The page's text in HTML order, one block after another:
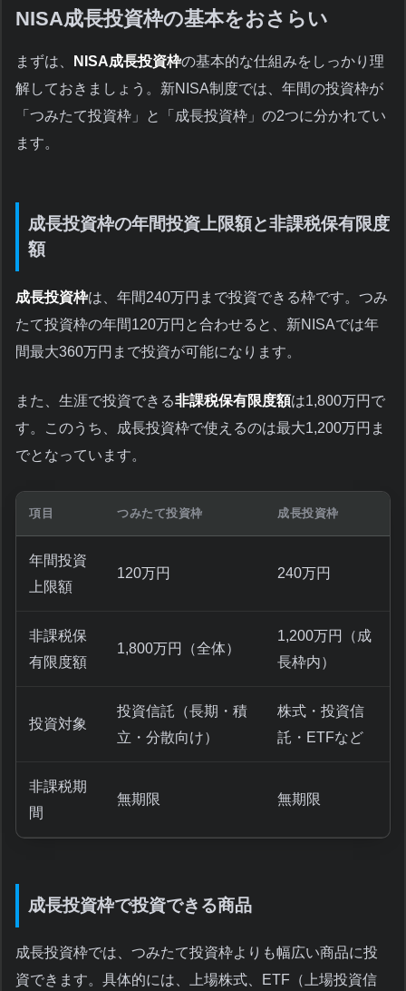
NISA成長投資枠の基本をおさらい
まずは、 NISA成長投資枠の基本的な仕組みをしっかり理
解しておきましょう。新NISA制度では、年間の投資枠が
「つみたて投資枠」と「成長投資枠」の2つに分かれてい
ます。
成長投資枠の年間投資上限額と非課税保有限度
額
成長投資枠は、年間240万円まで投資できる枠です。つみ
たて投資枠の年間120万円と合わせると、新NISAでは年
間最大360万円まで投資が可能になります。
また、生涯で投資できる非課税保有限度額は1,800万円で
す。このうち、成長投資枠で使えるのは最大1,200万円ま
でとなっています。
項目 つみたて投資枠 成長投資枠
年間投資
上限額
120万円 240万円
非課税保
有限度額
1,800万円（全体）
1,200万円（成
長枠内）
投資対象
投資信託（長期・積
立・分散向け）
株式・投資信
託・ETFなど
非課税期
間
無期限 無期限
成長投資枠で投資できる商品
成長投資枠では、つみたて投資枠よりも幅広い商品に投
資できます。具体的には、上場株式、ETF（上場投資信